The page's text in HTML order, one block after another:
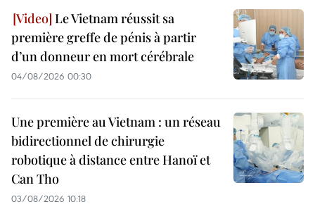
Le Vietnam réussit sa
première greffe de pénis à partir
d’un donneur en mort cérébrale
04/08/2026 00:30
Une première au Vietnam : un réseau
bidirectionnel de chirurgie
robotique à distance entre Hanoï et
Can Tho
03/08/2026 10:18